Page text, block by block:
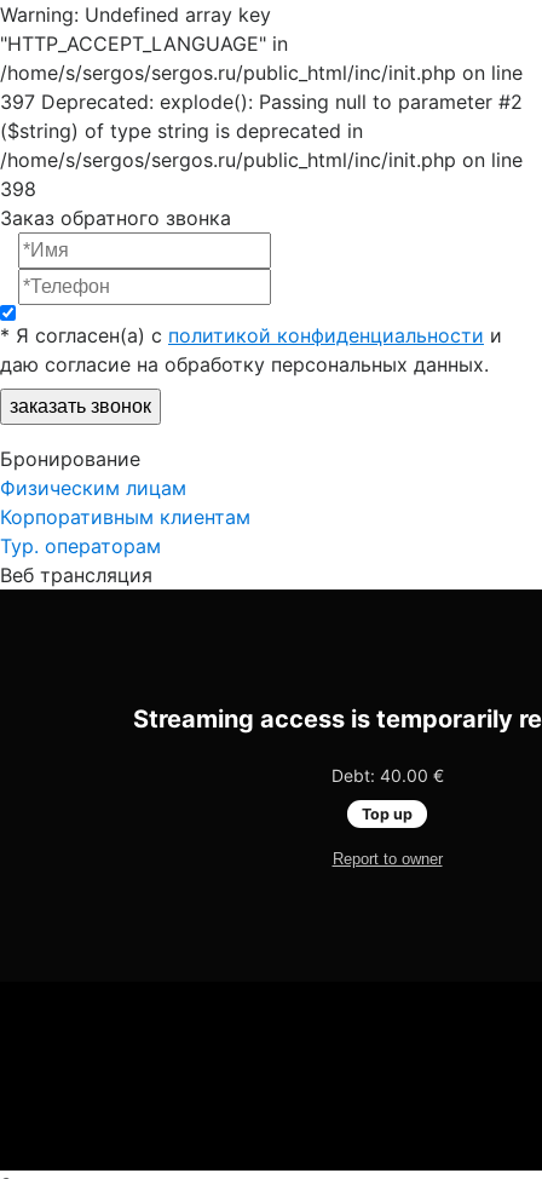
Warning: Undefined array key
"HTTP_ACCEPT_LANGUAGE" in
/home/s/sergos/sergos.ru/public_html/inc/init.php on line
397 Deprecated: explode(): Passing null to parameter #2
($string) of type string is deprecated in
/home/s/sergos/sergos.ru/public_html/inc/init.php on line
398
Заказ обратного звонка
* Я согласен(a) с политикой конфиденциальности и
даю согласие на обработку персональных данных.
заказать звонок
Бронирование
Физическим лицам
Корпоративным клиентам
Тур. операторам
Веб трансляция